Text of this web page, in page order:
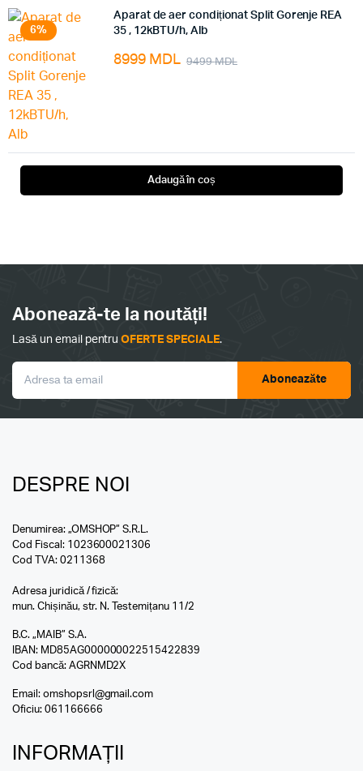
6%
Aparat de aer condiționat Split Gorenje REA
35 , 12kBTU/h, Alb
9499MDL
8999 MDL
Adaugă în coș
Abonează-te la noutăți!
Lasă un email pentruOFERTE SPECIALE.
Aboneazăte
DESPRE NOI
Denumirea: „OMSHOP” S.R.L.
Cod Fiscal: 1023600021306
Cod TVA: 0211368
Adresa juridică / fizică:
mun. Chișinău, str. N. Testemițanu 11/2
B.C. „MAIB” S.A.
IBAN: MD85AG000000022515422839
Cod bancă: AGRNMD2X
Email: omshopsrl@gmail.com
Oficiu: 061166666
INFORMAȚII